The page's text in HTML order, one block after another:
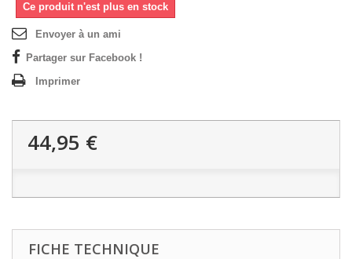
Ce produit n'est plus en stock
Envoyer à un ami
Partager sur Facebook !
Imprimer
44,95 €
FICHE TECHNIQUE